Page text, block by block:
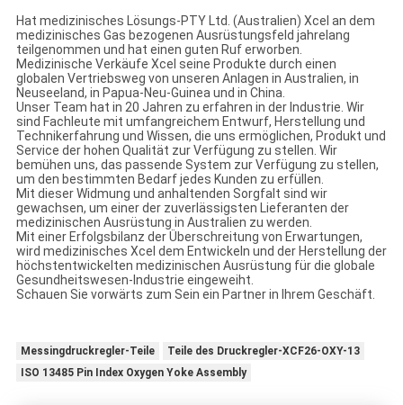
Hat medizinisches Lösungs-PTY Ltd. (Australien) Xcel an dem
medizinisches Gas bezogenen Ausrüstungsfeld jahrelang
teilgenommen und hat einen guten Ruf erworben.
Medizinische Verkäufe Xcel seine Produkte durch einen
globalen Vertriebsweg von unseren Anlagen in Australien, in
Neuseeland, in Papua-Neu-Guinea und in China.
Unser Team hat in 20 Jahren zu erfahren in der Industrie. Wir
sind Fachleute mit umfangreichem Entwurf, Herstellung und
Technikerfahrung und Wissen, die uns ermöglichen, Produkt und
Service der hohen Qualität zur Verfügung zu stellen. Wir
bemühen uns, das passende System zur Verfügung zu stellen,
um den bestimmten Bedarf jedes Kunden zu erfüllen.
Mit dieser Widmung und anhaltenden Sorgfalt sind wir
gewachsen, um einer der zuverlässigsten Lieferanten der
medizinischen Ausrüstung in Australien zu werden.
Mit einer Erfolgsbilanz der Überschreitung von Erwartungen,
wird medizinisches Xcel dem Entwickeln und der Herstellung der
höchstentwickelten medizinischen Ausrüstung für die globale
Gesundheitswesen-Industrie eingeweiht.
Schauen Sie vorwärts zum Sein ein Partner in Ihrem Geschäft.
Messingdruckregler-Teile
Teile des Druckregler-XCF26-OXY-13
ISO 13485 Pin Index Oxygen Yoke Assembly